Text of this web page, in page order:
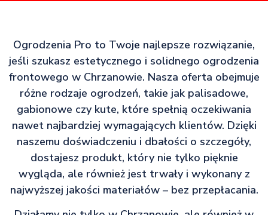
Ogrodzenia Pro to Twoje najlepsze rozwiązanie,
jeśli szukasz estetycznego i solidnego ogrodzenia
frontowego w Chrzanowie. Nasza oferta obejmuje
różne rodzaje ogrodzeń, takie jak palisadowe,
gabionowe czy kute, które spełnią oczekiwania
nawet najbardziej wymagających klientów. Dzięki
naszemu doświadczeniu i dbałości o szczegóły,
dostajesz produkt, który nie tylko pięknie
wygląda, ale również jest trwały i wykonany z
najwyższej jakości materiałów – bez przepłacania.